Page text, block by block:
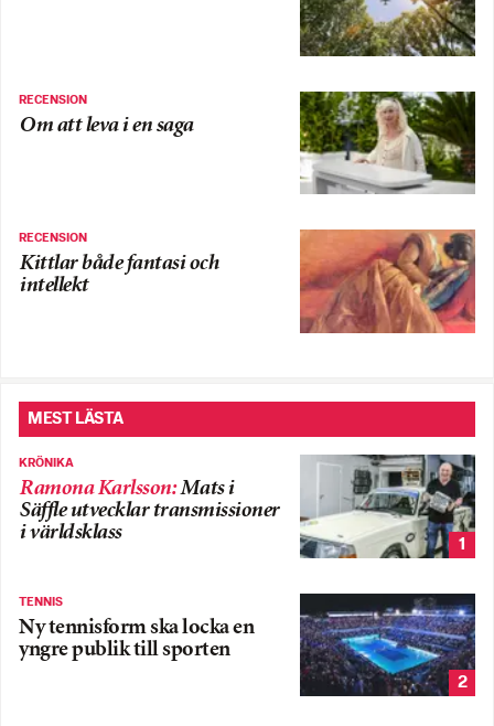
RECENSION
Om att leva i en saga
RECENSION
Kittlar både fantasi och
intellekt
MEST LÄSTA
KRÖNIKA
Ramona Karlsson:Mats i
Säffle utvecklar transmissioner
i världsklass
1
TENNIS
Ny tennisform ska locka en
yngre publik till sporten
2